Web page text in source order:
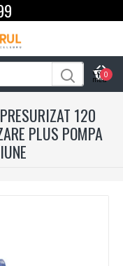
0
120
PLUS POMPA